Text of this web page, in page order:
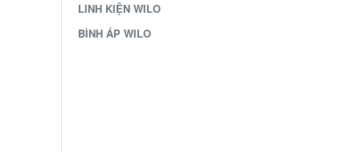
LINH KIỆN WILO
BÌNH ÁP WILO